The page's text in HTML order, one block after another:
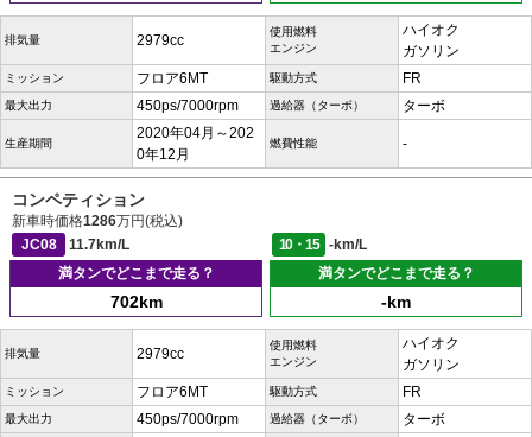
排気量 2979cc
使用燃料
エンジン
ハイオク
ガソリン
ミッション フロア6MT 駆動方式 FR
最大出力 450ps/7000rpm 過給器（ターボ） ターボ
生産期間
2020年04月～202
0年12月
燃費性能 -
コンペティション
新車時価格1286万円(税込)
JC08
11.7km/L 10・15
-km/L
満タンでどこまで走る？
702km
満タンでどこまで走る？
-km
排気量 2979cc
使用燃料
エンジン
ハイオク
ガソリン
ミッション フロア6MT 駆動方式 FR
最大出力 450ps/7000rpm 過給器（ターボ） ターボ